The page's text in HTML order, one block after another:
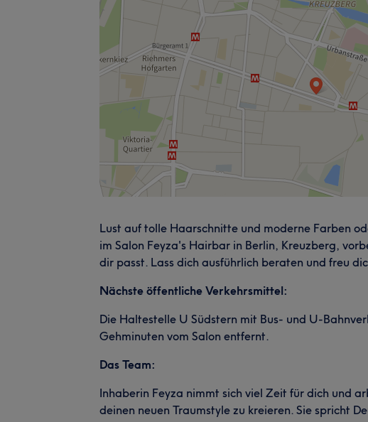
Lust auf tolle Haarschnitte und moderne Farben
im Salon Feyza's Hairbar in Berlin, Kreuzberg,
dir passt. Lass dich ausführlich beraten und freu
Nächste öffentliche Verkehrsmittel:
Die Haltestelle U Südstern mit Bus- und U-
Gehminuten vom Salon entfernt.
Das Team:
Inhaberin Feyza nimmt sich viel Zeit für dich und
deinen neuen Traumstyle zu kreieren. Sie spricht